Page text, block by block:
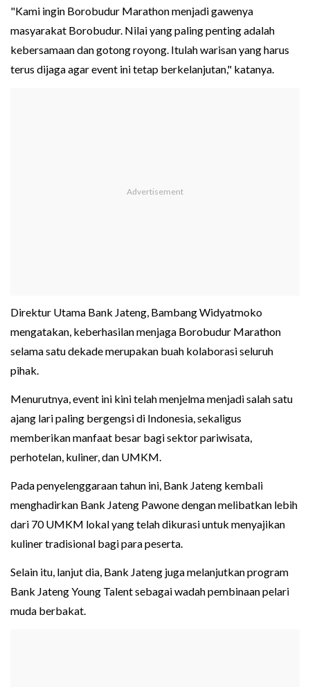
"Kami ingin Borobudur Marathon menjadi gawenya
masyarakat Borobudur. Nilai yang paling penting adalah
kebersamaan dan gotong royong. Itulah warisan yang harus
terus dijaga agar event ini tetap berkelanjutan," katanya.
Direktur Utama Bank Jateng, Bambang Widyatmoko
mengatakan, keberhasilan menjaga Borobudur Marathon
selama satu dekade merupakan buah kolaborasi seluruh
pihak.
Menurutnya, event ini kini telah menjelma menjadi salah satu
ajang lari paling bergengsi di Indonesia, sekaligus
memberikan manfaat besar bagi sektor pariwisata,
perhotelan, kuliner, dan UMKM.
Pada penyelenggaraan tahun ini, Bank Jateng kembali
menghadirkan Bank Jateng Pawone dengan melibatkan lebih
dari 70 UMKM lokal yang telah dikurasi untuk menyajikan
kuliner tradisional bagi para peserta.
Selain itu, lanjut dia, Bank Jateng juga melanjutkan program
Bank Jateng Young Talent sebagai wadah pembinaan pelari
muda berbakat.